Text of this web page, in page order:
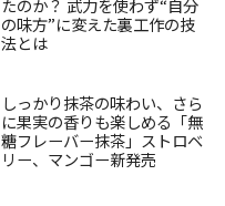
たのか？ 武力を使わず“自分
の味方”に変えた裏工作の技
法とは
しっかり抹茶の味わい、さら
に果実の香りも楽しめる「無
糖フレーバー抹茶」ストロベ
リー、マンゴー新発売